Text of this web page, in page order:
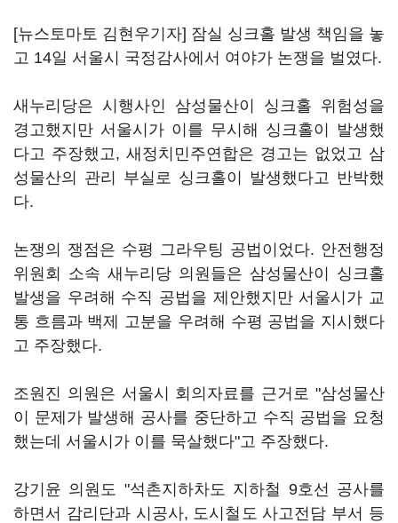
[뉴스토마토 김현우기자] 잠실 싱크홀 발생 책임을 놓
고 14일 서울시 국정감사에서 여야가 논쟁을 벌였다.
새누리당은 시행사인 삼성물산이 싱크홀 위험성을
경고했지만 서울시가 이를 무시해 싱크홀이 발생했
다고 주장했고, 새정치민주연합은 경고는 없었고 삼
성물산의 관리 부실로 싱크홀이 발생했다고 반박했
다.
논쟁의 쟁점은 수평 그라우팅 공법이었다. 안전행정
위원회 소속 새누리당 의원들은 삼성물산이 싱크홀
발생을 우려해 수직 공법을 제안했지만 서울시가 교
통 흐름과 백제 고분을 우려해 수평 공법을 지시했다
고 주장했다.
조원진 의원은 서울시 회의자료를 근거로 "삼성물산
이 문제가 발생해 공사를 중단하고 수직 공법을 요청
했는데 서울시가 이를 묵살했다"고 주장했다.
강기윤 의원도 "석촌지하차도 지하철 9호선 공사를
하면서 감리단과 시공사, 도시철도 사고전담 부서 등